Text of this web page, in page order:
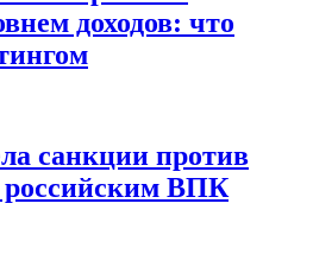
доходов: что
санкции против
российским ВПК